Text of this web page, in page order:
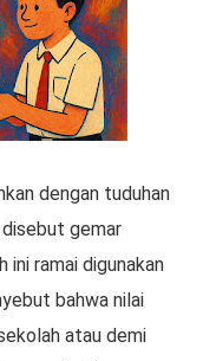
dengan tuduhan
gemar
ramai digunakan
bahwa nilai
atau demi